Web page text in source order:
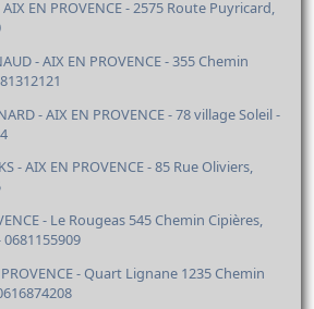
AIX EN PROVENCE - 2575 Route Puyricard,
- AIX EN PROVENCE - 355 Chemin
- AIX EN PROVENCE - 78 village Soleil -
- AIX EN PROVENCE - 85 Rue Oliviers,
- Le Rougeas 545 Chemin Cipières,
PROVENCE - Quart Lignane 1235 Chemin